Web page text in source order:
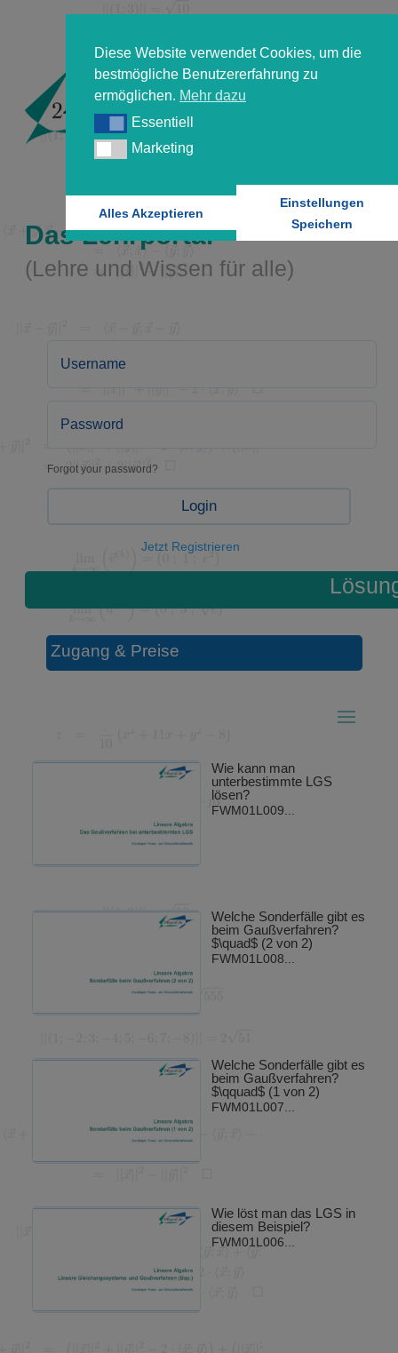
Diese Website verwendet Cookies, um die
bestmögliche Benutzererfahrung zu
ermöglichen. Mehr dazu
EssentiellEssentiell
MarketingMarketing
Alles Akzeptieren
Einstellungen
Speichern
Das Lehrportal
(Lehre und Wissen für alle)
Forgot your password?
Login
Jetzt Registrieren
Zugang & Preise
Wie kann man
unterbestimmte LGS
lösen?
FWM01L009...
Welche Sonderfälle gibt es
beim Gaußverfahren?
$\quad$ (2 von 2)
FWM01L008...
Welche Sonderfälle gibt es
beim Gaußverfahren?
$\qquad$ (1 von 2)
FWM01L007...
Wie löst man das LGS in
diesem Beispiel?
FWM01L006...